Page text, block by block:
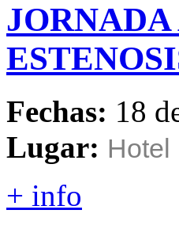
JORNADA
Fechas: 18
Lugar: Hotel
+ info